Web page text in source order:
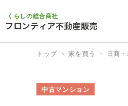
くらしの総合商社
トップ 家を買う 日商
中古マンション